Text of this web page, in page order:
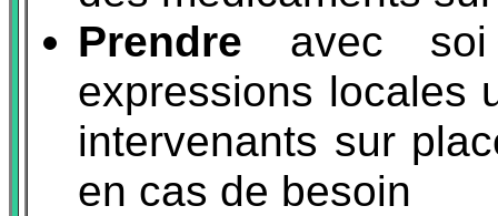
Prendre avec
expressions locales
intervenants sur
en cas de besoin